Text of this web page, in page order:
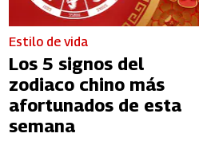
Estilo de vida
Los 5 signos del
zodiaco chino más
afortunados de esta
semana